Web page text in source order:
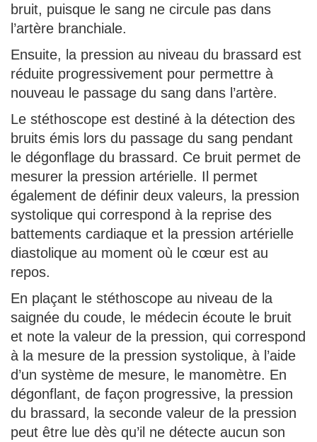
bruit, puisque le sang ne circule pas dans
l’artère branchiale.
Ensuite, la pression au niveau du brassard est
réduite progressivement pour permettre à
nouveau le passage du sang dans l’artère.
Le stéthoscope est destiné à la détection des
bruits émis lors du passage du sang pendant
le dégonflage du brassard. Ce bruit permet de
mesurer la pression artérielle. Il permet
également de définir deux valeurs, la pression
systolique qui correspond à la reprise des
battements cardiaque et la pression artérielle
diastolique au moment où le cœur est au
repos.
En plaçant le stéthoscope au niveau de la
saignée du coude, le médecin écoute le bruit
et note la valeur de la pression, qui correspond
à la mesure de la pression systolique, à l’aide
d’un système de mesure, le manomètre. En
dégonflant, de façon progressive, la pression
du brassard, la seconde valeur de la pression
peut être lue dès qu’il ne détecte aucun son